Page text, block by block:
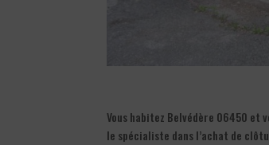
Vous habitez Belvédère 06450 et
le spécialiste dans l’achat de